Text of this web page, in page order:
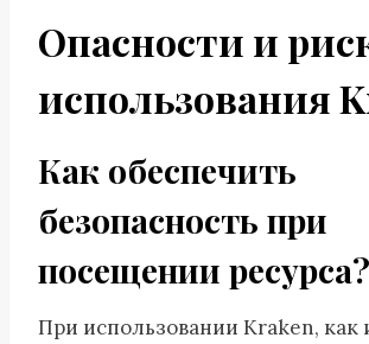
Опасности и
использования
Как обеспечить
безопасность при
посещении ресурса?
При использовании Kraken, как